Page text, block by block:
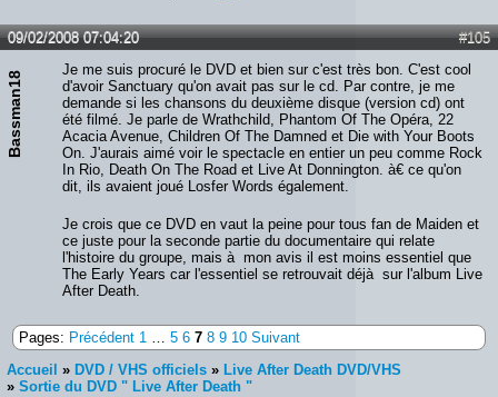
#105
09/02/2008 07:04:20
Bassman18
Je me suis procuré le DVD et bien sur c'est très bon. C'est cool
d'avoir Sanctuary qu'on avait pas sur le cd. Par contre, je me
demande si les chansons du deuxième disque (version cd) ont
été filmé. Je parle de Wrathchild, Phantom Of The Opéra, 22
Acacia Avenue, Children Of The Damned et Die with Your Boots
On. J'aurais aimé voir le spectacle en entier un peu comme Rock
In Rio, Death On The Road et Live At Donnington. à€ ce qu'on
dit, ils avaient joué Losfer Words également.
Je crois que ce DVD en vaut la peine pour tous fan de Maiden et
ce juste pour la seconde partie du documentaire qui relate
l'histoire du groupe, mais à mon avis il est moins essentiel que
The Early Years car l'essentiel se retrouvait déjà sur l'album Live
After Death.
Pages: Précédent 1 … 5 6 7 8 9 10 Suivant
Accueil » DVD / VHS officiels » Live After Death DVD/VHS
» Sortie du DVD " Live After Death "